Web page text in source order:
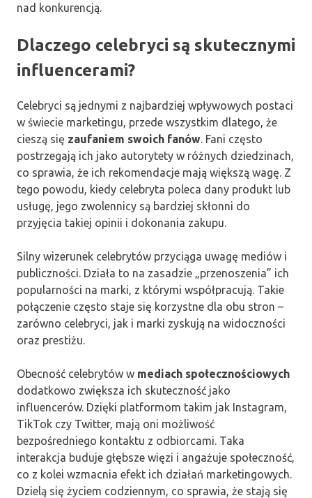
nad konkurencją.
Dlaczego celebryci są skutecznymi
influencerami?
Celebryci są jednymi z najbardziej wpływowych postaci
w świecie marketingu, przede wszystkim dlatego, że
cieszą się zaufaniem swoich fanów . Fani często
postrzegają ich jako autorytety w różnych dziedzinach,
co sprawia, że ich rekomendacje mają większą wagę. Z
tego powodu, kiedy celebryta poleca dany produkt lub
usługę, jego zwolennicy są bardziej skłonni do
przyjęcia takiej opinii i dokonania zakupu.
Silny wizerunek celebrytów przyciąga uwagę mediów i
publiczności. Działa to na zasadzie „przenoszenia” ich
popularności na marki, z którymi współpracują. Takie
połączenie często staje się korzystne dla obu stron –
zarówno celebryci, jak i marki zyskują na widoczności
oraz prestiżu.
Obecność celebrytów w mediach społecznościowych
dodatkowo zwiększa ich skuteczność jako
influencerów. Dzięki platformom takim jak Instagram,
TikTok czy Twitter, mają oni możliwość
bezpośredniego kontaktu z odbiorcami. Taka
interakcja buduje głębsze więzi i angażuje społeczność,
co z kolei wzmacnia efekt ich działań marketingowych.
Dzielą się życiem codziennym, co sprawia, że stają się